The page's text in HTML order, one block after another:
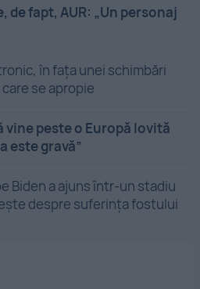
de fapt, AUR: „Un personaj
în fața unei schimbări
se apropie
vine peste o Europă lovită
este gravă”
Biden a ajuns într-un stadiu
despre suferința fostului